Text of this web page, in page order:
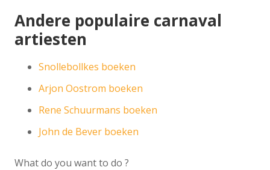
Andere populaire carnaval
artiesten
Snollebollkes boeken
Arjon Oostrom boeken
Rene Schuurmans boeken
John de Bever boeken
What do you want to do ?